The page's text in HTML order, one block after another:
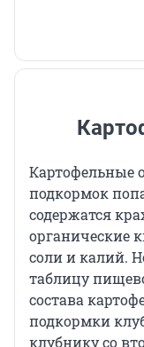
Картофельные
подкормок
содержатся
органические
соли и калий.
таблицу
состава
подкормки
клубнику со